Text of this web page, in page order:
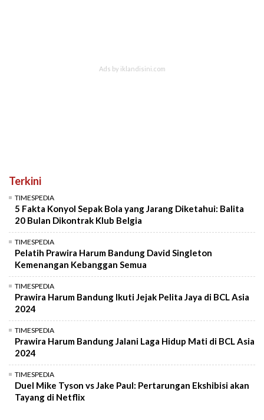
Terkini
TIMESPEDIA
5 Fakta Konyol Sepak Bola yang Jarang Diketahui: Balita
20 Bulan Dikontrak Klub Belgia
TIMESPEDIA
Pelatih Prawira Harum Bandung David Singleton
Kemenangan Kebanggan Semua
TIMESPEDIA
Prawira Harum Bandung Ikuti Jejak Pelita Jaya di BCL Asia
2024
TIMESPEDIA
Prawira Harum Bandung Jalani Laga Hidup Mati di BCL Asia
2024
TIMESPEDIA
Duel Mike Tyson vs Jake Paul: Pertarungan Ekshibisi akan
Tayang di Netflix